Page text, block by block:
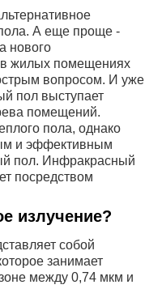
А еще проще -
нового
в жилых помещениях
вопросом. И уже
пол выступает
помещений.
пола, однако
и эффективным
пол. Инфракрасный
посредством
излучение?
собой
занимает
между 0,74 мкм и